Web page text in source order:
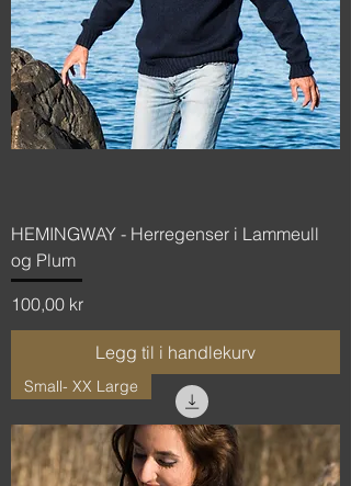
HEMINGWAY - Herregenser i Lammeull
og Plum
Pris
100,00 kr
Legg til i handlekurv
Small- XX Large